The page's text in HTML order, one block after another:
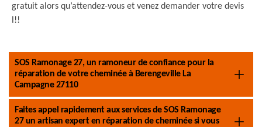
gratuit alors qu’attendez-vous et venez demander votre devis
l!!
SOS Ramonage 27, un ramoneur de confiance pour la
réparation de votre cheminée à Berengeville La
Campagne 27110
Faites appel rapidement aux services de SOS Ramonage
27 un artisan expert en réparation de cheminée si vous